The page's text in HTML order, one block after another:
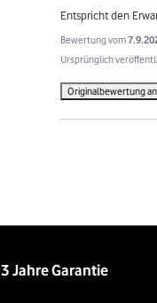
Entspricht den
Bewertung vom
Ursprünglich
Originalbewertung
3 Jahre Garantie